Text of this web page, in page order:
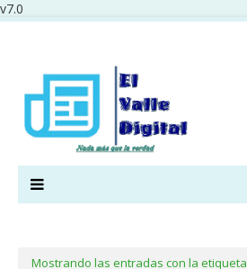
v7.0
Mostrando las entradas con la etiqueta